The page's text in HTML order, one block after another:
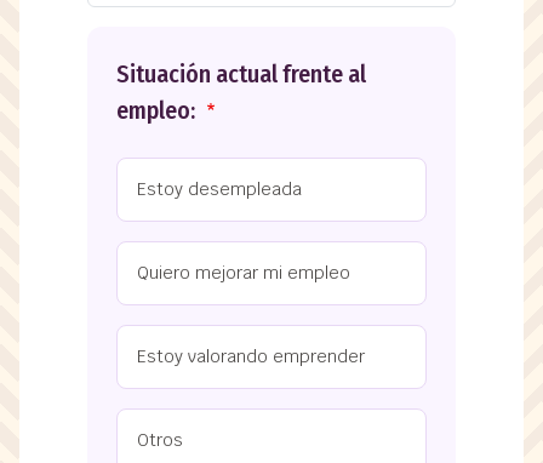
Situación actual frente al
empleo:
Estoy desempleada
Quiero mejorar mi empleo
Estoy valorando emprender
Otros